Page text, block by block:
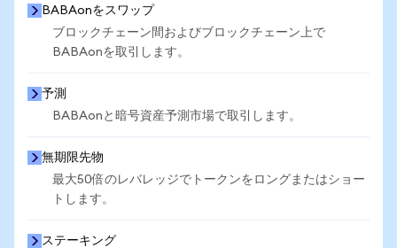
BABAonをスワップ
ブロックチェーン間およびブロックチェーン上で
BABAonを取引します。
予測
BABAonと暗号資産予測市場で取引します。
無期限先物
最大50倍のレバレッジでトークンをロングまたはショー
トします。
ステーキング